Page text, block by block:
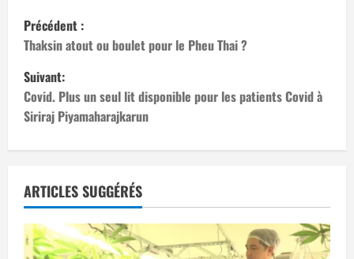
N
a
v
i
g
a
t
i
Précédent :
Thaksin atout ou boulet pour le Pheu Thai ?
Suivant:
Covid. Plus un seul lit disponible pour les patients Covid à
Siriraj Piyamaharajkarun
ARTICLES SUGGÉRÉS